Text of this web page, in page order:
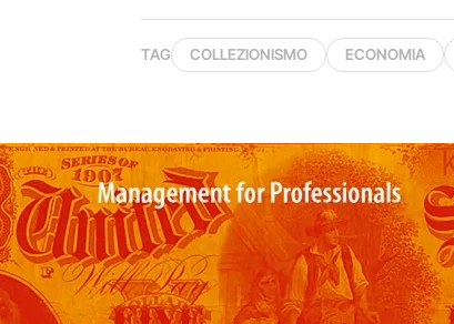
TAG COLLEZIONISMO ECONOMIA